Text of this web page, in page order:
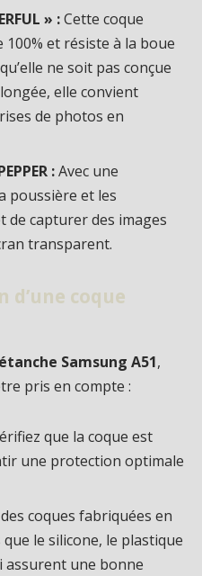
» :Cette coque
et résiste à la boue
ne soit pas conçue
elle convient
de photos en
:Avec une
poussière et les
capturer des images
transparent.
d’une coque
Samsung A51,
pris en compte :
que la coque est
une protection optimale
coques fabriquées en
le silicone, le plastique
assurent une bonne